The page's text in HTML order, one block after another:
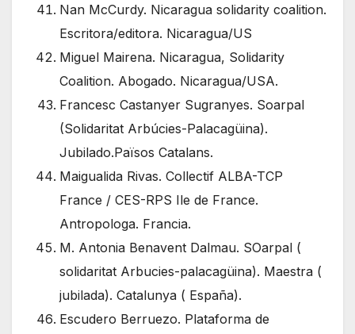
Nan McCurdy. Nicaragua solidarity coalition.
Escritora/editora. Nicaragua/US
Miguel Mairena. Nicaragua, Solidarity
Coalition. Abogado. Nicaragua/USA.
Francesc Castanyer Sugranyes. Soarpal
(Solidaritat Arbúcies-Palacagüina).
Jubilado.Països Catalans.
Maigualida Rivas. Collectif ALBA-TCP
France / CES-RPS Ile de France.
Antropologa. Francia.
M. Antonia Benavent Dalmau. SOarpal (
solidaritat Arbucies-palacagüina). Maestra (
jubilada). Catalunya ( España).
Escudero Berruezo. Plataforma de